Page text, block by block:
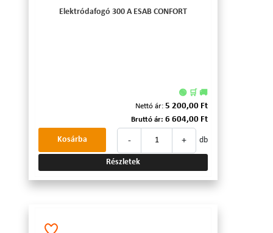
Elektródafogó 300 A ESAB CONFORT
🟢 🛒 🚚
Nettó ár: 5 200,00 Ft
Bruttó ár: 6 604,00 Ft
- + db
Kosárba
Részletek